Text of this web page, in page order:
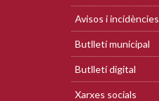
Avisos i incidències
Butlletí municipal
Butlletí digital
Xarxes socials